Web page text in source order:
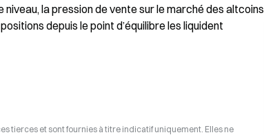
la pression de vente sur le marché des altcoins
depuis le point d’équilibre les liquident
tierces et sont fournies à titre indicatif uniquement. Elles ne